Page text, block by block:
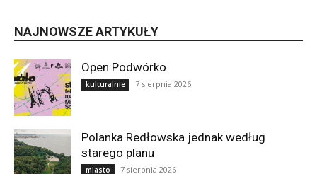
NAJNOWSZE ARTYKUŁY
Open Podwórko
kulturalnie 7 sierpnia 2026
Polanka Redłowska jednak według
starego planu
miasto 7 sierpnia 2026